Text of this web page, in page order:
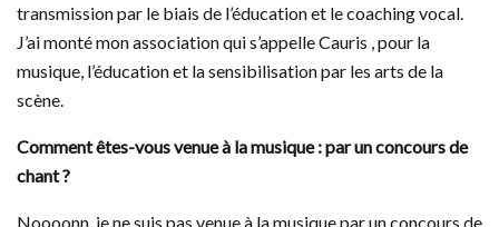
transmission par le biais de l’éducation et le coaching vocal.
J’ai monté mon association qui s’appelle Cauris , pour la
musique, l’éducation et la sensibilisation par les arts de la
scène.
Comment êtes-vous venue à la musique : par un concours de
chant ?
Noooonn, je ne suis pas venue à la musique par un concours de